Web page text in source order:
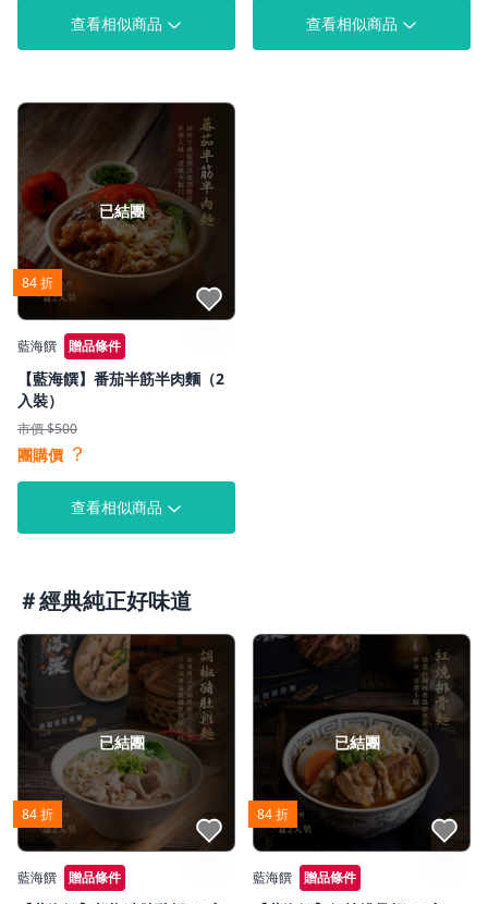
查看相似商品 查看相似商品
84 折
已結團
藍海饌 贈品條件
【藍海饌】番茄半筋半肉麵（2
入裝）
市價 $500
團購價 ？
查看相似商品
＃經典純正好味道
84 折
已結團
點我收藏
藍海饌 贈品條件
84 折
已結團
點我收藏
藍海饌 贈品條件